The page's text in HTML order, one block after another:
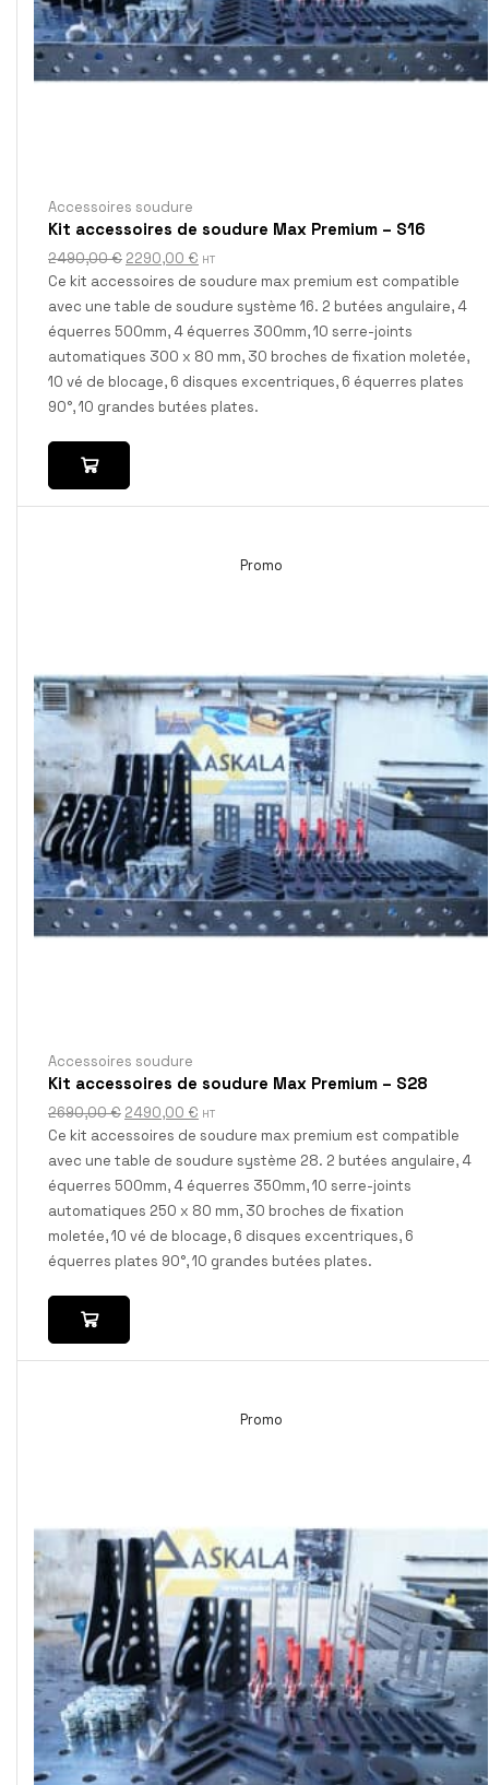
Accessoires soudure
Kit accessoires de soudure Max Premium – S16
2490,00€ 2290,00 € HT
Ce kit accessoires de soudure max premium est compatible
avec une table de soudure système 16. 2 butées angulaire, 4
équerres 500mm, 4 équerres 300mm, 10 serre-joints
automatiques 300 x 80 mm, 30 broches de fixation moletée,
10 vé de blocage, 6 disques excentriques, 6 équerres plates
90°, 10 grandes butées plates.
Promo
Accessoires soudure
Kit accessoires de soudure Max Premium – S28
2690,00€ 2490,00 € HT
Ce kit accessoires de soudure max premium est compatible
avec une table de soudure système 28. 2 butées angulaire, 4
équerres 500mm, 4 équerres 350mm, 10 serre-joints
automatiques 250 x 80 mm, 30 broches de fixation
moletée, 10 vé de blocage, 6 disques excentriques, 6
équerres plates 90°, 10 grandes butées plates.
Promo